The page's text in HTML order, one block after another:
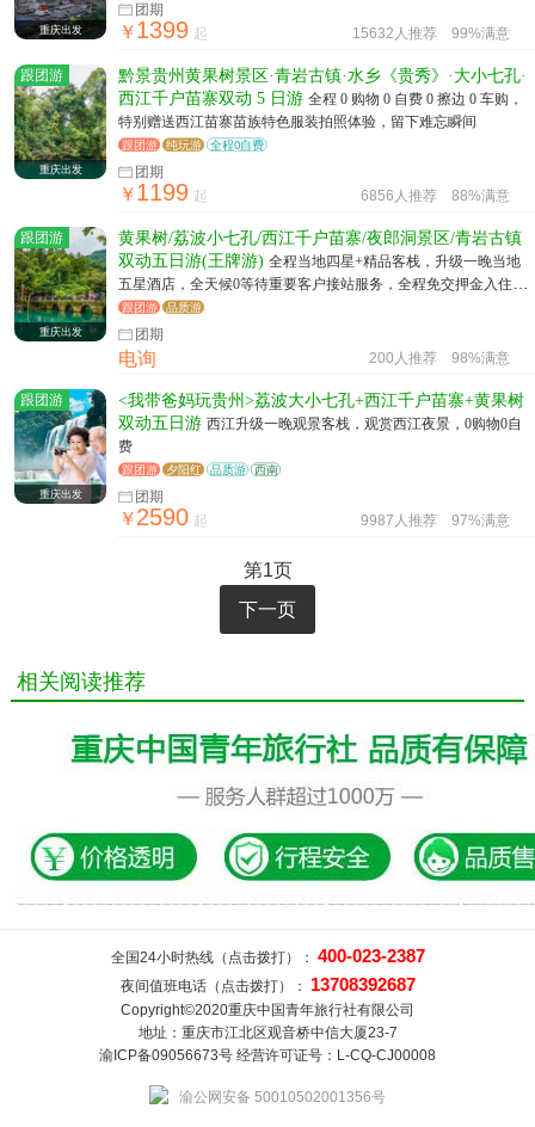
重庆出发
团期
￥1399 起 15632人推荐 99%满意
跟团游
重庆出发
黔景贵州黄果树景区·青岩古镇·水乡《贵秀》·大小七孔·
西江千户苗寨双动 5 日游 全程 0 购物 0 自费 0 擦边 0 车购，
特别赠送西江苗寨苗族特色服装拍照体验，留下难忘瞬间
跟团游 纯玩游 全程0自费
团期
￥1199 起 6856人推荐 88%满意
跟团游
重庆出发
黄果树/荔波小七孔/西江千户苗寨/夜郎洞景区/青岩古镇
双动五日游(王牌游) 全程当地四星+精品客栈，升级一晚当地
五星酒店，全天候0等待重要客户接站服务，全程免交押金入住酒
店
跟团游 品质游
团期
电询 200人推荐 98%满意
跟团游
重庆出发
<我带爸妈玩贵州>荔波大小七孔+西江千户苗寨+黄果树
双动五日游 西江升级一晚观景客栈，观赏西江夜景，0购物0自
费
跟团游 夕阳红 品质游 西南
团期
￥2590 起 9987人推荐 97%满意
第1页
下一页
相关阅读推荐
全国24小时热线（点击拨打）： 400-023-2387
夜间值班电话（点击拨打）： 13708392687
Copyright©2020重庆中国青年旅行社有限公司
地址：重庆市江北区观音桥中信大厦23-7
渝ICP备09056673号 经营许可证号：L-CQ-CJ00008
渝公网安备 50010502001356号